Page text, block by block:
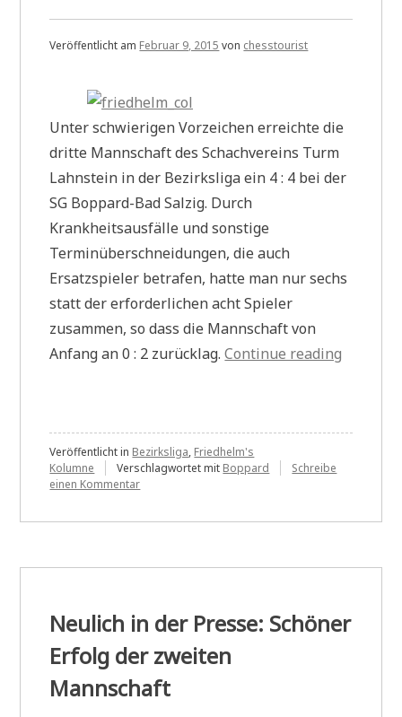
Veröffentlicht am Februar 9, 2015 von chesstourist
Unter schwierigen Vorzeichen erreichte die
dritte Mannschaft des Schachvereins Turm
Lahnstein in der Bezirksliga ein 4 : 4 bei der
SG Boppard-Bad Salzig. Durch
Krankheitsausfälle und sonstige
Terminüberschneidungen, die auch
Ersatzspieler betrafen, hatte man nur sechs
statt der erforderlichen acht Spieler
zusammen, so dass die Mannschaft von
Anfang an 0 : 2 zurücklag.Continue reading
Presse:
Veröffentlicht in Bezirksliga, Friedhelm's
Kolumne
Verschlagwortet mit Boppard
Schreibe
einen Kommentarzu
In
Unentschieden
noch
Neulich in der Presse: Schöner
Erfolg der zweiten
Mannschaft